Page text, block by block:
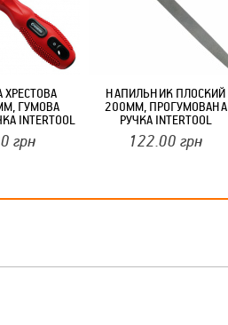
ХРЕСТОВА
ГУМОВА
INTERTOOL
УП)
грн
НАПИЛЬНИК ПЛОСКИЙ
200ММ, ПРОГУМОВАНА
РУЧКА INTERTOOL
122.00 грн